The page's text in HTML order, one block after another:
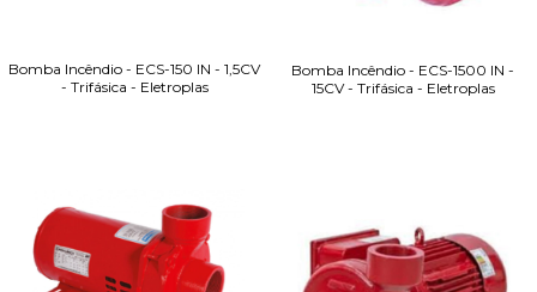
Bomba Incêndio - ECS-150 IN - 1,5CV
- Trifásica - Eletroplas
Bomba Incêndio - ECS-1500 IN -
15CV - Trifásica - Eletroplas